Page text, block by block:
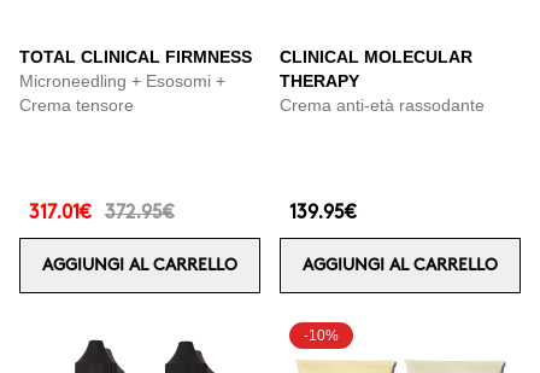
TOTAL CLINICAL FIRMNESS
Microneedling + Esosomi +
Crema tensore
317.01€ 372.95€
AGGIUNGI AL CARRELLO
CLINICAL MOLECULAR
THERAPY
Crema anti-età rassodante
139.95€
AGGIUNGI AL CARRELLO
-10%